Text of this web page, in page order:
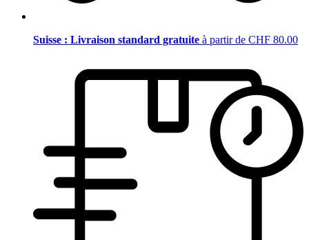
Suisse : Livraison standard gratuite à partir de CHF 80.00